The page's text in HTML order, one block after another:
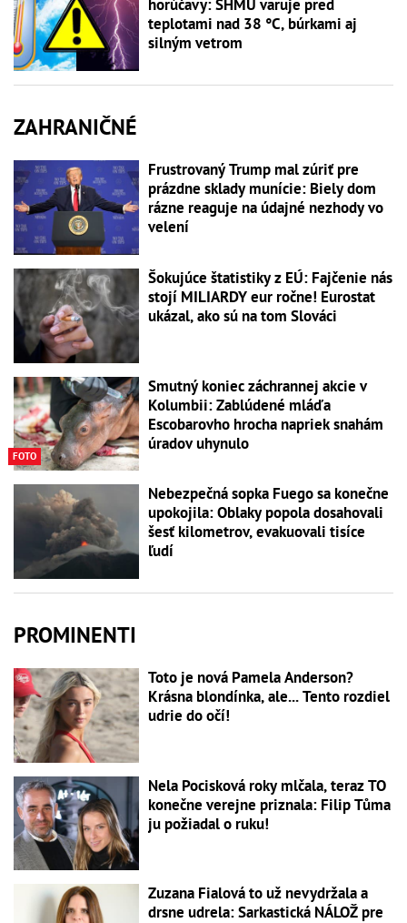
horúčavy: SHMÚ varuje pred
teplotami nad 38 °C, búrkami aj
silným vetrom
ZAHRANIČNÉ
Frustrovaný Trump mal zúriť pre
prázdne sklady munície: Biely dom
rázne reaguje na údajné nezhody vo
velení
Šokujúce štatistiky z EÚ: Fajčenie nás
stojí MILIARDY eur ročne! Eurostat
ukázal, ako sú na tom Slováci
FOTO
Smutný koniec záchrannej akcie v
Kolumbii: Zablúdené mláďa
Escobarovho hrocha napriek snahám
úradov uhynulo
Nebezpečná sopka Fuego sa konečne
upokojila: Oblaky popola dosahovali
šesť kilometrov, evakuovali tisíce
ľudí
PROMINENTI
Toto je nová Pamela Anderson?
Krásna blondínka, ale... Tento rozdiel
udrie do očí!
Nela Pocisková roky mlčala, teraz TO
konečne verejne priznala: Filip Tůma
ju požiadal o ruku!
Zuzana Fialová to už nevydržala a
drsne udrela: Sarkastická NÁLOŽ pre